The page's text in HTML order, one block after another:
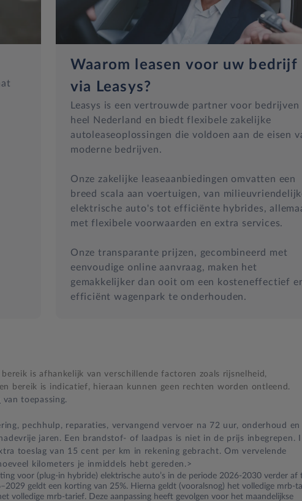
Waarom leasen voor uw bedrijf
via Leasys?
Leasys is een vertrouwde partner voor bedrijven
heel Nederland en biedt flexibele zakelijke
autoleaseoplossingen die voldoen aan de eisen
moderne bedrijven.
Onze zakelijke leaseaanbiedingen omvatten een
breed scala aan voertuigen, van
elektrische auto's tot efficiënte hybrides,
met flexibele voorwaarden en extra services.
Onze transparante prijzen, gecombineerd met
eenvoudige online aanvraag, maken het
gemakkelijker dan ooit om een kosteneffectief
efficiënt wagenpark te onderhouden.
is afhankelijk van verschillende factoren zoals rijsnelheid,
bereik is indicatief, hieraan kunnen geen rechten worden ontleend.
van toepassing.
pechhulp, reparaties, vervangend vervoer na 72 uur, onderhoud en
jaren. Een brandstof- of laadpas is niet in de prijs inbegrepen.
toeslag van 15 cent per km in rekening gebracht. Om vervelende
kilometers je inmiddels hebt gereden.>
voor (plug-in hybride) elektrische auto’s in de periode 2026-2030 verder af
geldt een korting van 25%. Hierna geldt (vooralsnog) het volledige mrb-
volledige mrb-tarief. Deze aanpassing heeft gevolgen voor het maandelijkse